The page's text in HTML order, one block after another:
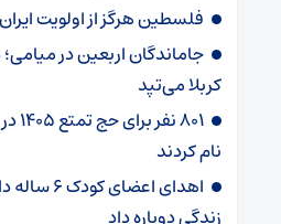
فلسطین هرگز از اولویت
جاماندگان اربعین در
کربلا می‌تپد
نام کردند
زندگی دوباره داد